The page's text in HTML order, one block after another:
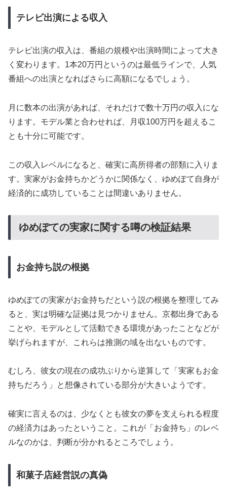
テレビ出演による収入
テレビ出演の収入は、番組の規模や出演時間によって大き
く変わります。1本20万円というのは最低ラインで、人気
番組への出演となればさらに高額になるでしょう。
月に数本の出演があれば、それだけで数十万円の収入にな
ります。モデル業と合わせれば、月収100万円を超えるこ
とも十分に可能です。
この収入レベルになると、確実に高所得者の部類に入りま
す。実家がお金持ちかどうかに関係なく、ゆめぽて自身が
経済的に成功していることは間違いありません。
ゆめぽての実家に関する噂の検証結果
お金持ち説の根拠
ゆめぽての実家がお金持ちだという説の根拠を整理してみ
ると、実は明確な証拠は見つかりません。京都出身である
ことや、モデルとして活動できる環境があったことなどが
挙げられますが、これらは推測の域を出ないものです。
むしろ、彼女の現在の成功ぶりから逆算して「実家もお金
持ちだろう」と想像されている部分が大きいようです。
確実に言えるのは、少なくとも彼女の夢を支えられる程度
の経済力はあったということ。これが「お金持ち」のレベ
ルなのかは、判断が分かれるところでしょう。
和菓子店経営説の真偽